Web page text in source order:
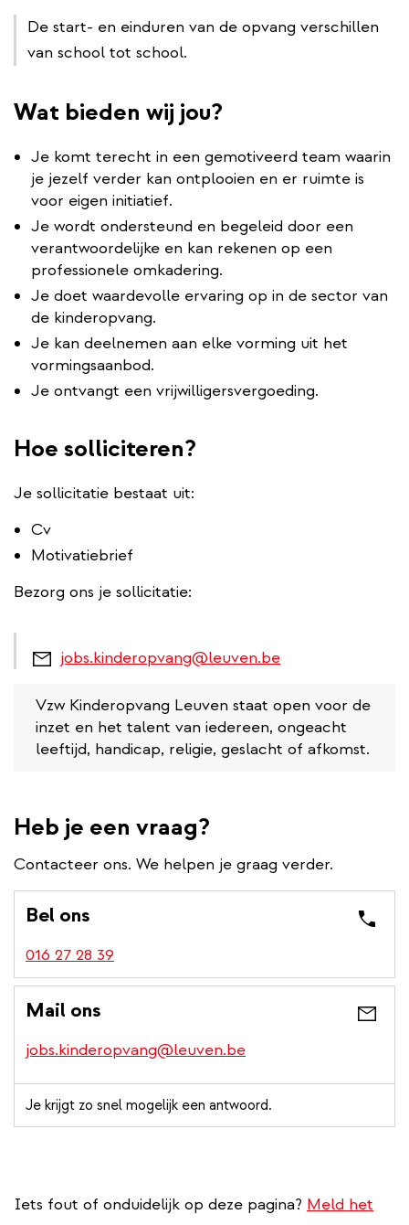
De start- en einduren van de opvang verschillen
van school tot school.
Wat bieden wij jou?
Je komt terecht in een gemotiveerd team waarin
je jezelf verder kan ontplooien en er ruimte is
voor eigen initiatief.
Je wordt ondersteund en begeleid door een
verantwoordelijke en kan rekenen op een
professionele omkadering.
Je doet waardevolle ervaring op in de sector van
de kinderopvang.
Je kan deelnemen aan elke vorming uit het
vormingsaanbod.
Je ontvangt een vrijwilligersvergoeding.
Hoe solliciteren?
Je sollicitatie bestaat uit:
Cv
Motivatiebrief
Bezorg ons je sollicitatie:
jobs.kinderopvang@leuven.be
Vzw Kinderopvang Leuven staat open voor de
inzet en het talent van iedereen, ongeacht
leeftijd, handicap, religie, geslacht of afkomst.
Heb je een vraag?
Contacteer ons. We helpen je graag verder.
Bel ons
016 27 28 39
Mail ons
jobs.kinderopvang@leuven.be
Je krijgt zo snel mogelijk een antwoord.
Iets fout of onduidelijk op deze pagina? Meld het